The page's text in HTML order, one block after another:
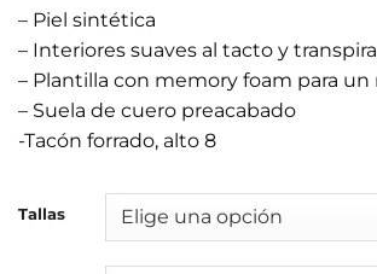
– Piel sintética
– Interiores suaves al tacto y
– Plantilla con memory foam para
– Suela de cuero preacabado
-Tacón forrado, alto 8
Tallas